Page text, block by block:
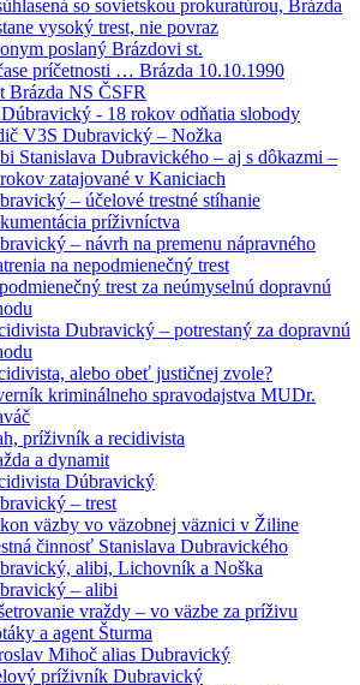
so sovietskou prokuratúrou, Brázda
vysoký trest, nie povraz
poslaný Brázdovi st.
príčetnosti … Brázda 10.10.1990
Brázda NS ČSFR
- 18 rokov odňatia slobody
V3S Dubravický – Nožka
Stanislava Dubravického – aj s dôkazmi –
zatajované v Kaniciach
– účelové trestné stíhanie
príživníctva
– návrh na premenu nápravného
na nepodmienečný trest
trest za neúmyselnú dopravnú
Dubravický – potrestaný za dopravnú
alebo obeť justičnej zvole?
kriminálneho spravodajstva MUDr.
príživník a recidivista
a dynamit
Dúbravický
– trest
väzby vo väzobnej väznici v Žiline
činnosť Stanislava Dubravického
alibi, Lichovník a Noška
– alibi
vraždy – vo väzbe za príživu
a agent Šturma
Mihoč alias Dubravický
príživník Dubravický